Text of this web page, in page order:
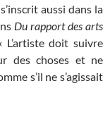
aussi dans la
Du rapport des arts
doit suivre
des choses et ne
s’il ne s’agissait